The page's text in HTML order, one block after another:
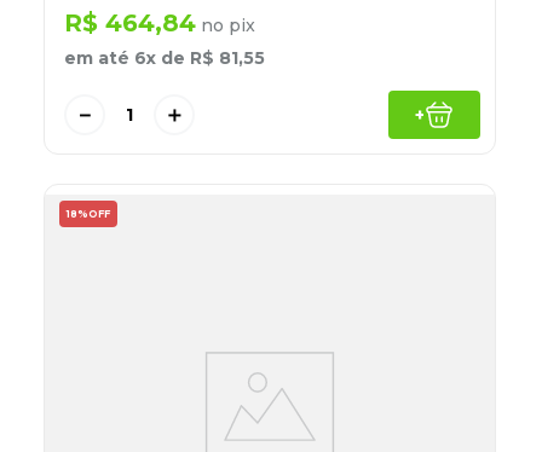
R$ 464,84 no pix
em até 6x de R$ 81,55
＋
－ +
18% OFF